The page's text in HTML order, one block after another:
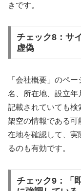
きです。
チェック8：サ
虚偽
「会社概要」のペ
名、所在地、設立年
記載されていても検
架空の情報である
在地を確認して、実
るのも有効です。
チェック9：「